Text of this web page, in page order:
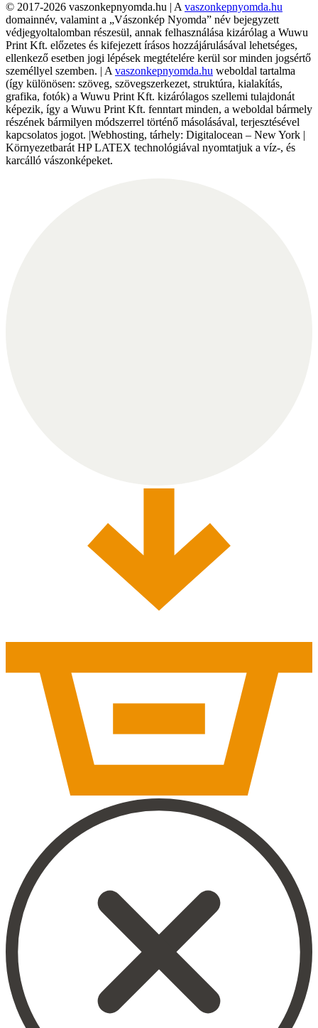
© 2017-2026 vaszonkepnyomda.hu | A vaszonkepnyomda.hu
domainnév, valamint a „Vászonkép Nyomda” név bejegyzett
védjegyoltalomban részesül, annak felhasználása kizárólag a Wuwu
Print Kft. előzetes és kifejezett írásos hozzájárulásával lehetséges,
ellenkező esetben jogi lépések megtételére kerül sor minden jogsértő
személlyel szemben. | A vaszonkepnyomda.hu weboldal tartalma
(így különösen: szöveg, szövegszerkezet, struktúra, kialakítás,
grafika, fotók) a Wuwu Print Kft. kizárólagos szellemi tulajdonát
képezik, így a Wuwu Print Kft. fenntart minden, a weboldal bármely
részének bármilyen módszerrel történő másolásával, terjesztésével
kapcsolatos jogot. |Webhosting, tárhely: Digitalocean – New York |
Környezetbarát HP LATEX technológiával nyomtatjuk a víz-, és
karcálló vászonképeket.